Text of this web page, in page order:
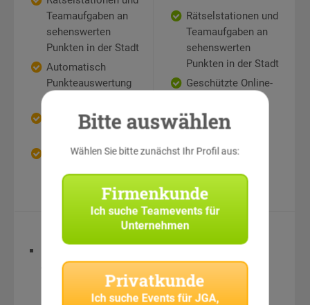
Teamaufgaben an
sehenswerten
Punkten in der Stadt
Automatisch
Punkteauswertung
Geschützte Online-
Auch als
Rätselstationen und
Teamaufgaben an
sehenswerten
Punkten in der Stadt
Geschützte Online-
Spielmaterialien
Bitte auswählen
Wählen Sie bitte zunächst Ihr Profil aus:
Firmenkunde
Ich sucheTeamevents für
Unternehmen
Privatkunde
Ich suche Events für JGA,